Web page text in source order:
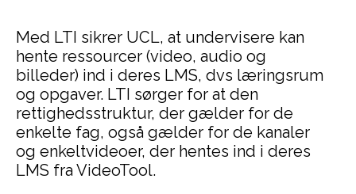
Med LTI sikrer UCL, at undervisere kan
hente ressourcer (video, audio og
billeder) ind i deres LMS, dvs læringsrum
og opgaver. LTI sørger for at den
rettighedsstruktur, der gælder for de
enkelte fag, også gælder for de kanaler
og enkeltvideoer, der hentes ind i deres
LMS fra VideoTool.